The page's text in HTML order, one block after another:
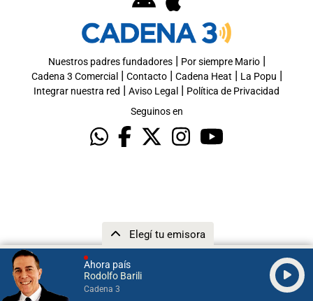
Ahora país
Rodolfo Barili
Cadena 3
Elegí tu emisora
Nuestros padres fundadores| Por siempre Mario|
Cadena 3 Comercial | Contacto| Cadena Heat | La Popu |
Integrar nuestra red | Aviso Legal | Política de Privacidad
Seguinos en